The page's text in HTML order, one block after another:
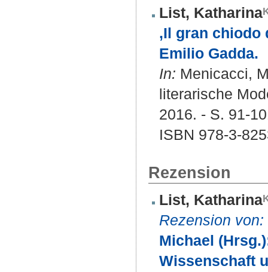
List, Katharina
‚Il gran
Emilio Gadda.
In: Menicacci,
literarische
2016. - S. 91-
ISBN 978-3-
Rezension
List, Katharina
Rezension von:
Michael
Wissenschaft